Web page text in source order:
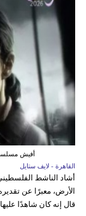
أفيش مسلسل
القاهرة - لايف ستايل
أشاد الناشط
الأرض، معبرًا عن
قال إنه كان شاهدًا